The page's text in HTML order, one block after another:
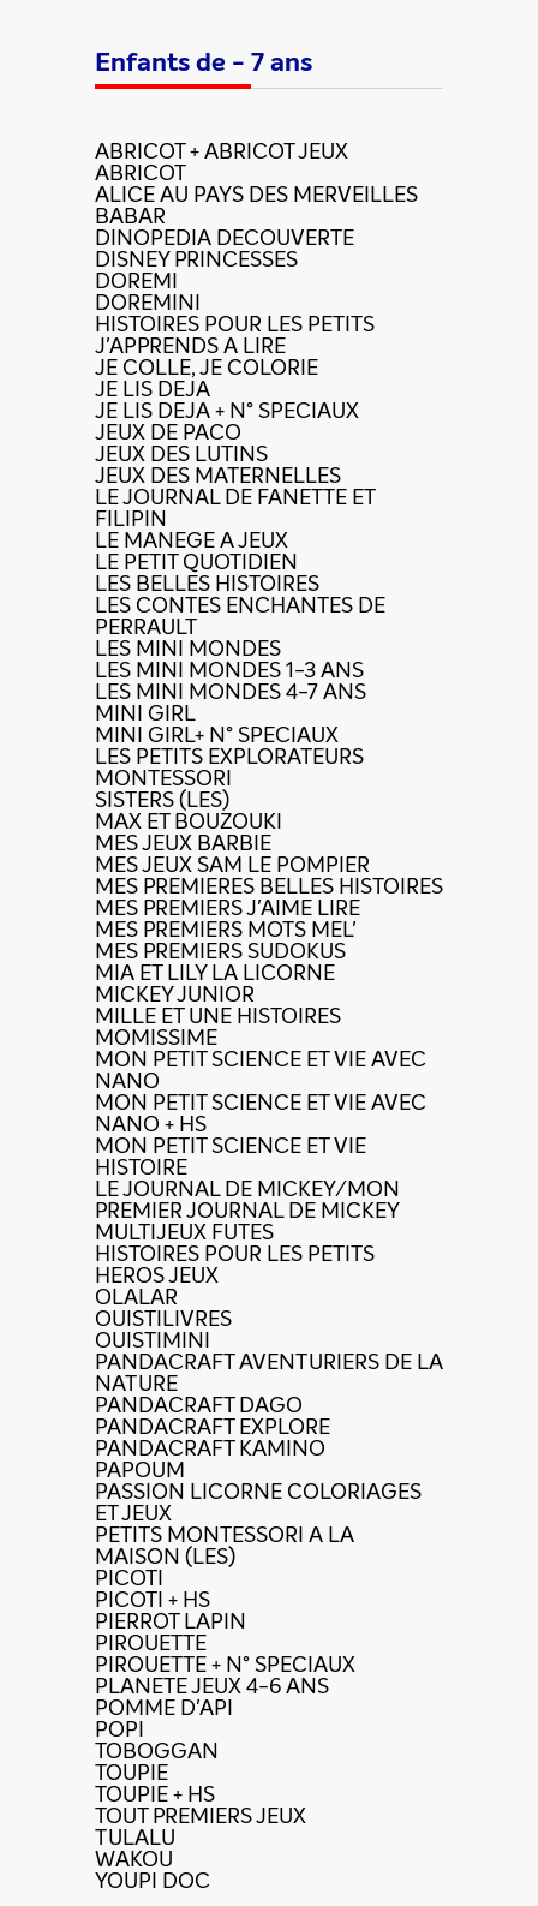
Enfants de - 7 ans
ABRICOT + ABRICOT JEUX
ABRICOT
ALICE AU PAYS DES MERVEILLES
BABAR
DINOPEDIA DECOUVERTE
DISNEY PRINCESSES
DOREMI
DOREMINI
HISTOIRES POUR LES PETITS
J'APPRENDS A LIRE
JE COLLE, JE COLORIE
JE LIS DEJA
JE LIS DEJA + N° SPECIAUX
JEUX DE PACO
JEUX DES LUTINS
JEUX DES MATERNELLES
LE JOURNAL DE FANETTE ET
FILIPIN
LE MANEGE A JEUX
LE PETIT QUOTIDIEN
LES BELLES HISTOIRES
LES CONTES ENCHANTES DE
PERRAULT
LES MINI MONDES
LES MINI MONDES 1-3 ANS
LES MINI MONDES 4-7 ANS
MINI GIRL
MINI GIRL+ N° SPECIAUX
LES PETITS EXPLORATEURS
MONTESSORI
SISTERS (LES)
MAX ET BOUZOUKI
MES JEUX BARBIE
MES JEUX SAM LE POMPIER
MES PREMIERES BELLES HISTOIRES
MES PREMIERS J'AIME LIRE
MES PREMIERS MOTS MEL'
MES PREMIERS SUDOKUS
MIA ET LILY LA LICORNE
MICKEY JUNIOR
MILLE ET UNE HISTOIRES
MOMISSIME
MON PETIT SCIENCE ET VIE AVEC
NANO
MON PETIT SCIENCE ET VIE AVEC
NANO + HS
MON PETIT SCIENCE ET VIE
HISTOIRE
LE JOURNAL DE MICKEY/MON
PREMIER JOURNAL DE MICKEY
MULTIJEUX FUTES
HISTOIRES POUR LES PETITS
HEROS JEUX
OLALAR
OUISTILIVRES
OUISTIMINI
PANDACRAFT AVENTURIERS DE LA
NATURE
PANDACRAFT DAGO
PANDACRAFT EXPLORE
PANDACRAFT KAMINO
PAPOUM
PASSION LICORNE COLORIAGES
ET JEUX
PETITS MONTESSORI A LA
MAISON (LES)
PICOTI
PICOTI + HS
PIERROT LAPIN
PIROUETTE
PIROUETTE + N° SPECIAUX
PLANETE JEUX 4-6 ANS
POMME D'API
POPI
TOBOGGAN
TOUPIE
TOUPIE + HS
TOUT PREMIERS JEUX
TULALU
WAKOU
YOUPI DOC